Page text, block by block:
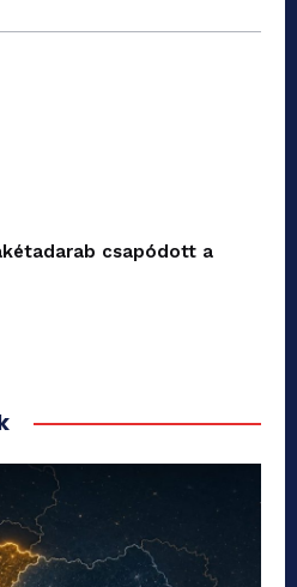
csapódott a